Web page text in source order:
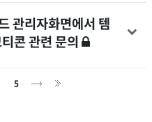
관리자화면에서 템
콘 관련 문의
5